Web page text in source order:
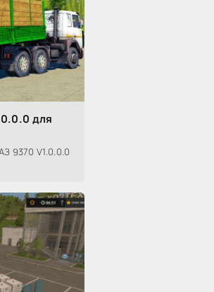
для
9370 V1.0.0.0